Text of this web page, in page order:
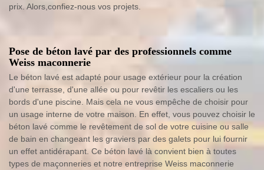
prix. Alors,confiez-nous vos projets.
Pose de béton lavé par des professionnels comme
Weiss maconnerie
Le béton lavé est adapté pour usage extérieur pour la création
d'une terrasse, d'une allée ou pour revêtir les escaliers ou les
bords d'une piscine. Mais cela ne vous empêche de choisir pour
un usage interne de votre maison. En effet, vous pouvez choisir le
béton lavé comme le revêtement de sol de votre cuisine ou salle
de bain en changeant les graviers par des galets pour lui fournir
un effet antidérapant. Ce béton lavé là convient bien à toutes
types de maçonneries et notre entreprise Weiss maconnerie